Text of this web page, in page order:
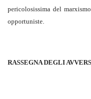
pericolosissima del
opportuniste.
RASSEGNA DEGLI